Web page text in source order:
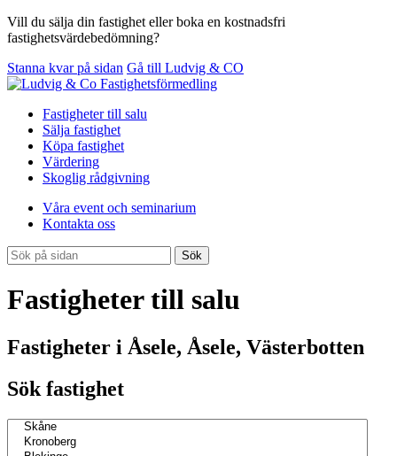
Vill du sälja din fastighet eller boka en kostnadsfri
fastighetsvärdebedömning?
Stanna kvar på sidan Gå till Ludvig & CO
Fastigheter till salu
Sälja fastighet
Köpa fastighet
Värdering
Skoglig rådgivning
Våra event och seminarium
Kontakta oss
Sök
Fastigheter till salu
Fastigheter i Åsele, Åsele, Västerbotten
Sök fastighet